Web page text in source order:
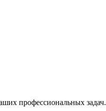
профессиональных задач.